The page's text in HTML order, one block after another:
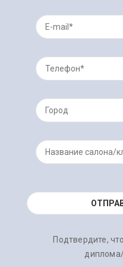
Подтвердите,